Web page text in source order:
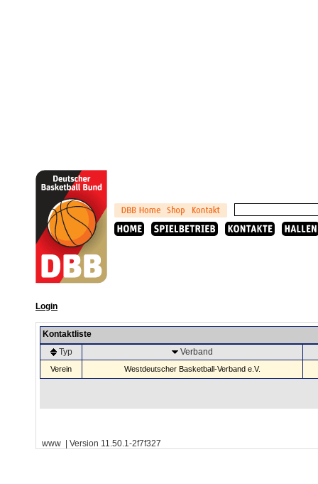
Login
Kontaktliste
Typ
Verband
Verein Westdeutscher Basketball-Verband e.V.
www | Version 11.50.1-2f7f327